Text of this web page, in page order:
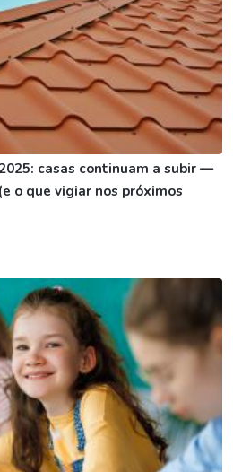
casas continuam a subir —
o que vigiar nos próximos